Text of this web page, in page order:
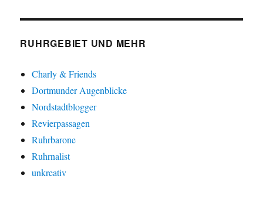
RUHRGEBIET UND MEHR
Charly & Friends
Dortmunder Augenblicke
Nordstadtblogger
Revierpassagen
Ruhrbarone
Ruhrnalist
unkreativ